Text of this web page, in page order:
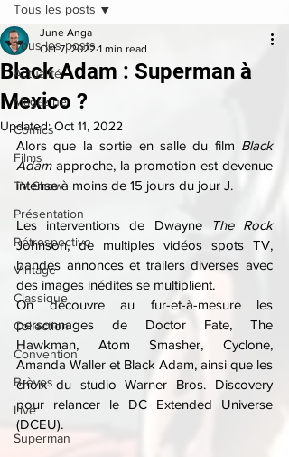
Tous les posts
Actualité
Magazine
Comics
Films
TV Show
Présentation
Rétrospective
Vintage
Classique
Collection
Convention
Brèves
Live
Superman
Tous les posts
Black Adam : Superman à
Mexico ?
June Anga
Oct 7, 2022 1 min read
Updated:Oct 11, 2022
Alors que la sortie en salle du film Black
Adam approche, la promotion est devenue
intense à moins de 15 jours du jour J.
Les interventions de Dwayne
The Rock
Johnson, de multiples vidéos spots TV,
bandes annonces et trailers diverses avec
des images inédites se multiplient.
On découvre au fur-et-à-mesure les
personnages de Doctor Fate, The
Hawkman, Atom Smasher, Cyclone,
Amanda Waller et Black Adam, ainsi que les
choix du studio Warner Bros. Discovery
pour relancer le DC Extended Universe
(DCEU).